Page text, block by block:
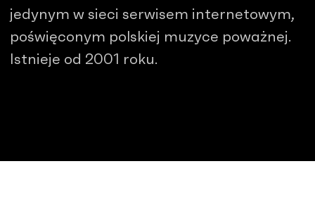
jedynym w sieci serwisem internetowym,
poświęconym polskiej muzyce poważnej.
Istnieje od 2001 roku.